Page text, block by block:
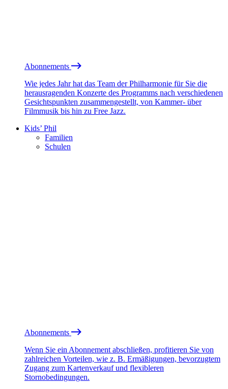
Abonnements
Wie jedes Jahr hat das Team der Philharmonie für Sie die
herausragenden Konzerte des Programms nach verschiedenen
Gesichtspunkten zusammengestellt, von Kammer- über
Filmmusik bis hin zu Free Jazz.
Kids’ Phil
Familien
Schulen
Abonnements
Wenn Sie ein Abonnement abschließen, profitieren Sie von
zahlreichen Vorteilen, wie z. B. Ermäßigungen, bevorzugtem
Zugang zum Kartenverkauf und flexibleren
Stornobedingungen.